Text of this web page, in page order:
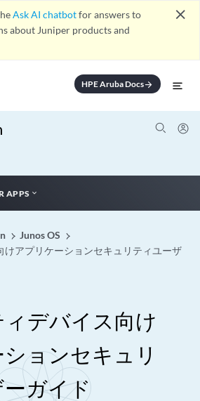
Ask AI chatbotfor answers to
about Juniper products and
close
HPE Aruba Docsarrow_forward
APPS
Junos OS
けアプリケーションセキュリティユーザ
デバイス向け
ョンセキュリ
ガイド